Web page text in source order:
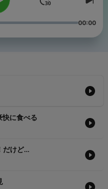
00:00
快に食べる
だけど…